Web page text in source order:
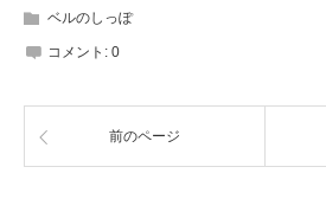
ベルのしっぽ
コメント: 0
前のページ